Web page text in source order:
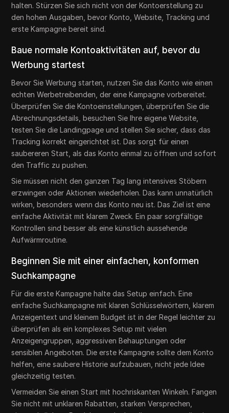
halten. Stürzen Sie sich nicht von der Kontoerstellung zu
den hohen Ausgaben, bevor Konto, Website, Tracking und
erste Kampagne bereit sind.
Baue normale Kontoaktivitäten auf, bevor du
Werbung startest
Bevor Sie Werbung starten, nutzen Sie das Konto wie einen
echten Werbetreibenden, der eine Kampagne vorbereitet.
Überprüfen Sie die Kontoeinstellungen, überprüfen Sie die
Abrechnungsdetails, besuchen Sie Ihre eigene Website,
testen Sie die Landingpage und stellen Sie sicher, dass das
Tracking korrekt eingerichtet ist. Das sorgt für einen
saubereren Start, als das Konto einmal zu öffnen und sofort
den Traffic zu pushen.
Sie müssen nicht den ganzen Tag lang intensives Stöbern
erzwingen oder Aktionen wiederholen. Das kann unnatürlich
wirken, besonders wenn das Konto neu ist. Das Ziel ist eine
einfache Aktivität mit klarem Zweck. Ein paar sorgfältige
Kontrollen sind besser als eine künstlich aussehende
Aufwärmroutine.
Beginnen Sie mit einer einfachen, konformen
Suchkampagne
Für die erste Kampagne halte das Setup einfach. Eine
einfache Suchkampagne mit klaren Schlüsselwörtern, klarem
Anzeigentext und kleinem Budget ist in der Regel leichter zu
überprüfen als ein komplexes Setup mit vielen
Anzeigengruppen, aggressiven Behauptungen oder
sensiblen Angeboten. Die erste Kampagne sollte dem Konto
helfen, eine saubere Historie aufzubauen, nicht jede Idee
gleichzeitig testen.
Vermeiden Sie einen Start mit hochriskanten Winkeln. Fangen
Sie nicht mit unklaren Rabatten, starken Versprechen,